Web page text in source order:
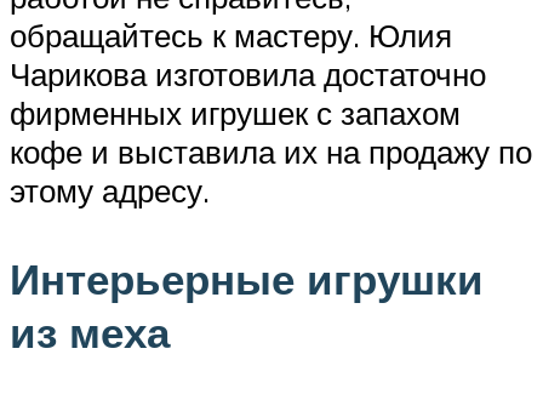
обращайтесь к мастеру. Юлия
Чарикова изготовила достаточно
фирменных игрушек с запахом
кофе и выставила их на продажу по
этому адресу.
Интерьерные игрушки
из меха